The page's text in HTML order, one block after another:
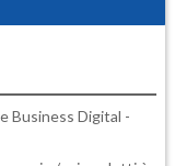
Business Digital -